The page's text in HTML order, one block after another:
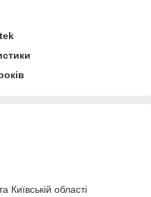
Київській області